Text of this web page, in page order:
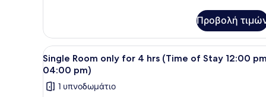
Stay
08:00
am
-
12:00
Room
only
for
4
(Time
Προβολή
Προβολή
όλων
των
φωτογραφιών
Ένα μονό κρεβάτι με
2
Single Room only for 4 hrs (Time of Stay 12:00
04:00 pm)
1 υπνοδωμάτιο